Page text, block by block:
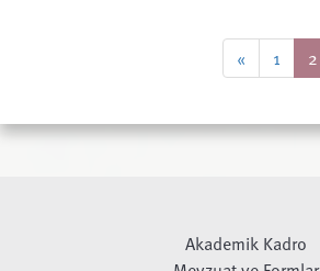
« 1 2
Akademik Kadro